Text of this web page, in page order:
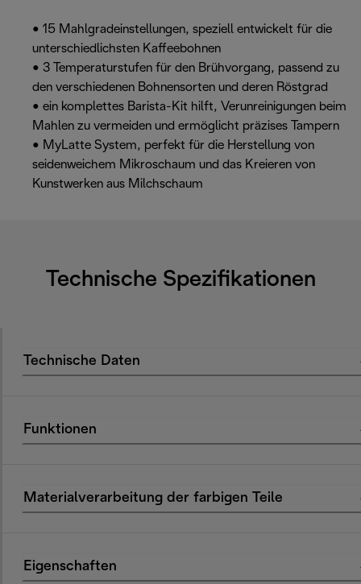
• 15 Mahlgradeinstellungen, speziell entwickelt für die
unterschiedlichsten Kaffeebohnen
• 3 Temperaturstufen für den Brühvorgang, passend zu
den verschiedenen Bohnensorten und deren Röstgrad
• ein komplettes Barista-Kit hilft, Verunreinigungen beim
Mahlen zu vermeiden und ermöglicht präzises Tampern
• MyLatte System, perfekt für die Herstellung von
seidenweichem Mikroschaum und das Kreieren von
Kunstwerken aus Milchschaum
Technische Spezifikationen
Technische Daten
Funktionen
Materialverarbeitung der farbigen Teile
Eigenschaften